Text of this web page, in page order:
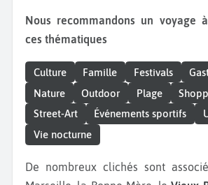
Nous recommandons un voyage à Marseille pour
ces thématiques
Culture Famille Festivals
Nature
Outdoor Plage
Street-Art
Événements sportifs
Vie nocturne
De nombreux clichés sont associés à la ville de